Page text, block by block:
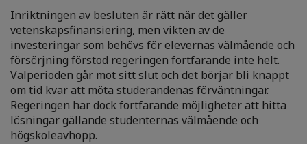
Inriktningen av besluten är rätt när det gäller
vetenskapsfinansiering, men vikten av de
investeringar som behövs för elevernas välmående och
försörjning förstod regeringen fortfarande inte helt.
Valperioden går mot sitt slut och det börjar bli knappt
om tid kvar att möta studerandenas förväntningar.
Regeringen har dock fortfarande möjligheter att hitta
lösningar gällande studenternas välmående och
högskoleavhopp.